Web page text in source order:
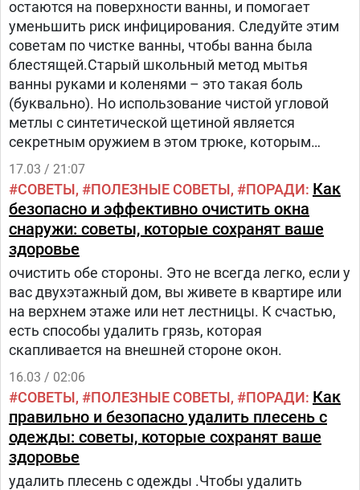
остаются на поверхности ванны, и помогает
уменьшить риск инфицирования. Следуйте этим
советам по чистке ванны, чтобы ванна была
блестящей.Старый школьный метод мытья
ванны руками и коленями – это такая боль
(буквально). Но использование чистой угловой
метлы с синтетической щетиной является
секретным оружием в этом трюке, которым
Нистул делится с нами.
17.03 / 21:07
СОВЕТЫ ПОЛЕЗНЫЕ СОВЕТЫ ПОРАДИ Как
безопасно и эффективно очистить окна
снаружи: советы, которые сохранят ваше
здоровье
очистить обе стороны. Это не всегда легко, если у
вас двухэтажный дом, вы живете в квартире или
на верхнем этаже или нет лестницы. К счастью,
есть способы удалить грязь, которая
скапливается на внешней стороне окон.
16.03 / 02:06
СОВЕТЫ ПОЛЕЗНЫЕ СОВЕТЫ ПОРАДИ Как
правильно и безопасно удалить плесень с
одежды: советы, которые сохранят ваше
здоровье
удалить плесень с одежды .Чтобы удалить